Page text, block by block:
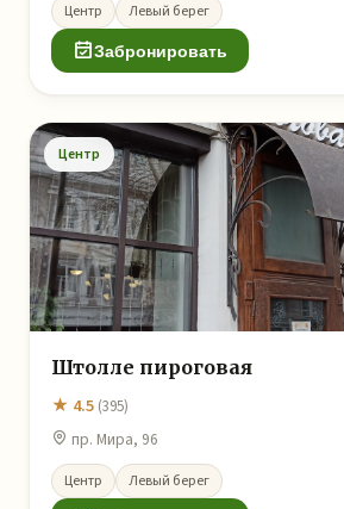
Центр Левый берег
Забронировать
Центр
Штолле пироговая
★ 4.5 (395)
пр. Мира, 96
Центр Левый берег